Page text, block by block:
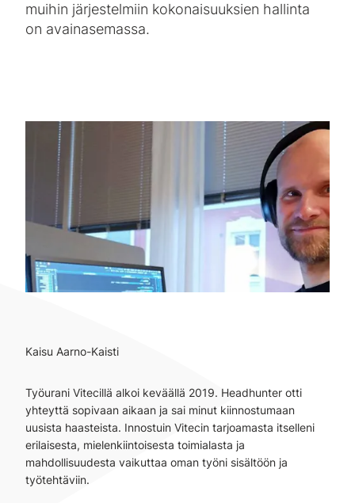
muihin järjestelmiin kokonaisuuksien hallinta
on avainasemassa.
Kaisu Aarno-Kaisti
Työurani Vitecillä alkoi keväällä 2019. Headhunter otti
yhteyttä sopivaan aikaan ja sai minut kiinnostumaan
uusista haasteista. Innostuin Vitecin tarjoamasta itselleni
erilaisesta, mielenkiintoisesta toimialasta ja
mahdollisuudesta vaikuttaa oman työni sisältöön ja
työtehtäviin.